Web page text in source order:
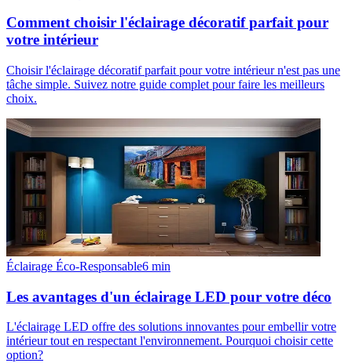
Comment choisir l'éclairage décoratif parfait pour
votre intérieur
Choisir l'éclairage décoratif parfait pour votre intérieur n'est pas une
tâche simple. Suivez notre guide complet pour faire les meilleurs
choix.
Éclairage Éco-Responsable6 min
Les avantages d'un éclairage LED pour votre déco
L'éclairage LED offre des solutions innovantes pour embellir votre
intérieur tout en respectant l'environnement. Pourquoi choisir cette
option?